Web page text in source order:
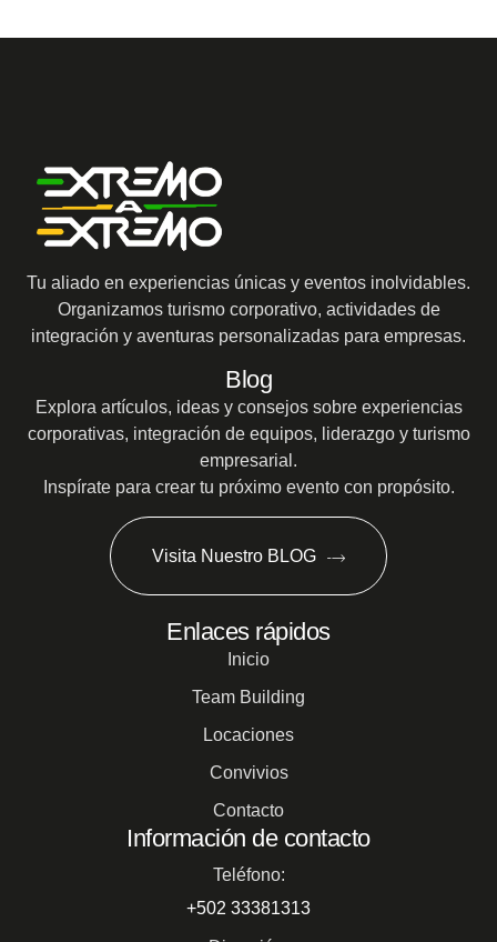
Tu aliado en experiencias únicas y eventos inolvidables.
Organizamos turismo corporativo, actividades de
integración y aventuras personalizadas para empresas.
Blog
Explora artículos, ideas y consejos sobre experiencias
corporativas, integración de equipos, liderazgo y turismo
empresarial.
Inspírate para crear tu próximo evento con propósito.
Visita Nuestro BLOG
Enlaces rápidos
Inicio
Team Building
Locaciones
Convivios
Contacto
Información de contacto
Teléfono:
+502 33381313